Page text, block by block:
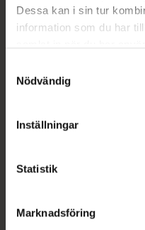
Dessa kan i sin tur
information som du har
återkalla ditt samtycke
cookieinställningar. Ett
lagligheten av
Nödvändig
Inställningar
Statistik
Marknadsföring
Kronans Apotek finns här
datorn. Oavsett vem du
med oss.